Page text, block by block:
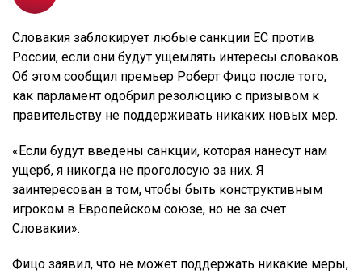
Словакия заблокирует любые санкции ЕС против
России, если они будут ущемлять интересы словаков.
Об этом сообщил премьер Роберт Фицо после того,
как парламент одобрил резолюцию c призывом к
правительству не поддерживать никаких новых мер.
«Если будут введены санкции, которая нанесут нам
ущерб, я никогда не проголосую за них. Я
заинтересован в том, чтобы быть конструктивным
игроком в Европейском союзе, но не за счет
Словакии».
Фицо заявил, что не может поддержать никакие меры,